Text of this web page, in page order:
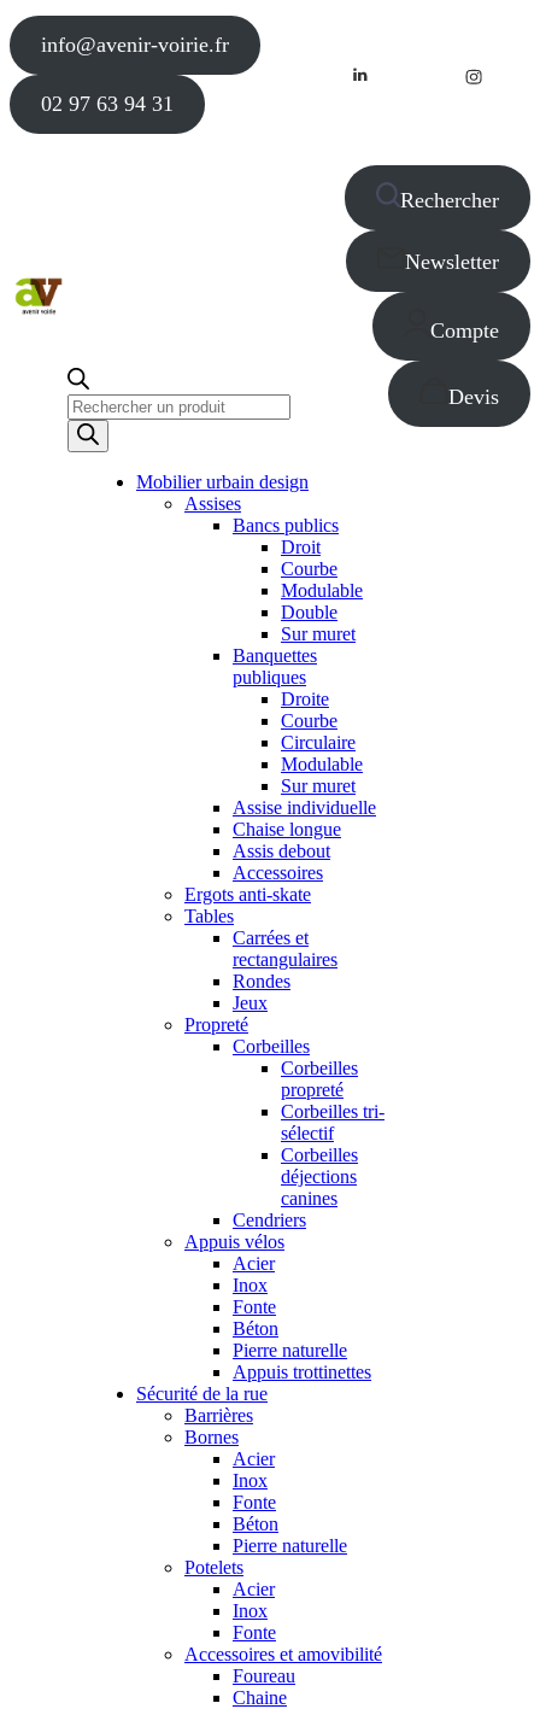
info@avenir-voirie.fr
02 97 63 94 31
Recherche
de
produits
Rechercher
Newsletter
Compte
Devis
Mobilier urbain design
Assises
Bancs publics
Droit
Courbe
Modulable
Double
Sur muret
Banquettes
publiques
Droite
Courbe
Circulaire
Modulable
Sur muret
Assise individuelle
Chaise longue
Assis debout
Accessoires
Ergots anti-skate
Tables
Carrées et
rectangulaires
Rondes
Jeux
Propreté
Corbeilles
Corbeilles
propreté
Corbeilles tri-
sélectif
Corbeilles
déjections
canines
Cendriers
Appuis vélos
Acier
Inox
Fonte
Béton
Pierre naturelle
Appuis trottinettes
Sécurité de la rue
Barrières
Bornes
Acier
Inox
Fonte
Béton
Pierre naturelle
Potelets
Acier
Inox
Fonte
Accessoires et amovibilité
Foureau
Chaine